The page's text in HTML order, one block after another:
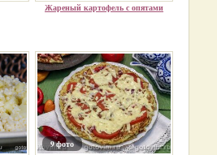
Жареный картофель с опятами
9 фото